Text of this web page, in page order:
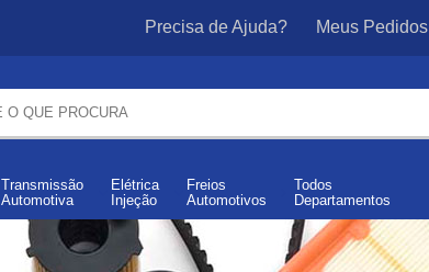
Precisa de Ajuda? Meus Pedidos
Transmissão
Automotiva
Elétrica
Injeção
Freios
Automotivos
Todos
Departamentos